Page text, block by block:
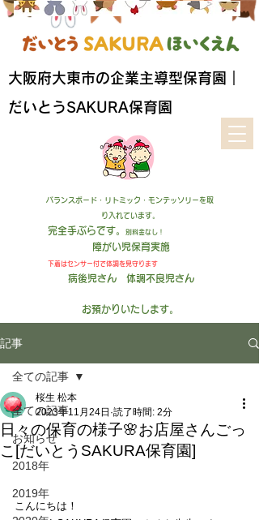
​大阪府大東市の企業主導型保育園｜
だいとうSAKURA保育園
バランスボード・リトミック・モンテッソリーを取
り入れています。
完全手ぶらです。 別料金なし！
障がい児保育実施
下着はセンサー付で体調を見守ります
病後児さん 体調不良児さん
お預かりいたします。
記事
全ての記事
お知らせ
2018年
2019年
全ての記事
日々の保育の様子🌸お店屋さんごっ
こ[だいとうSAKURA保育園]
桜生 松本
2023年11月24日 読了時間: 2分
こんにちは！